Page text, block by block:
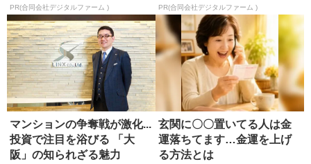
PR(合同会社デジタルファーム ) PR(合同会社デジタルファーム )
マンションの争奪戦が激化...
投資で注目を浴びる 「大
阪」の知られざる魅力
玄関に〇〇置いてる人は金
運落ちてます…金運を上げ
る方法とは